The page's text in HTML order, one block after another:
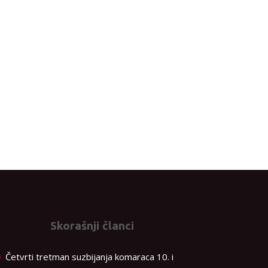
Skorašnji članci
Četvrti tretman suzbijanja komaraca 10. i